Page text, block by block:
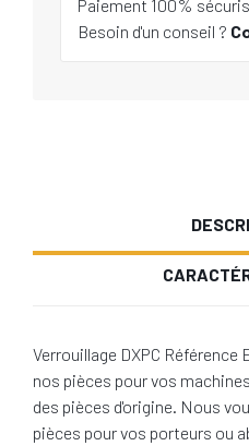
Paiement 100%
Besoin d'un conseil ?
Verrouillage DXPC
nos pièces pour vos
des pièces d'origine. Nous
pièces pour vos porteurs ou